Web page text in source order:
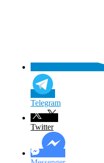
Telegram
Twitter